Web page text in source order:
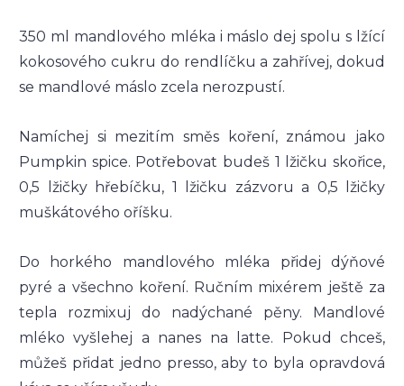
350 ml mandlového mléka i máslo dej spolu s lžící
kokosového cukru do rendlíčku a zahřívej, dokud
se mandlové máslo zcela nerozpustí.
Namíchej si mezitím směs koření, známou jako
Pumpkin spice. Potřebovat budeš 1 lžičku skořice,
0,5 lžičky hřebíčku, 1 lžičku zázvoru a 0,5 lžičky
muškátového oříšku.
Do horkého mandlového mléka přidej dýňové
pyré a všechno koření. Ručním mixérem ještě za
tepla rozmixuj do nadýchané pěny. Mandlové
mléko vyšlehej a nanes na latte. Pokud chceš,
můžeš přidat jedno presso, aby to byla opravdová